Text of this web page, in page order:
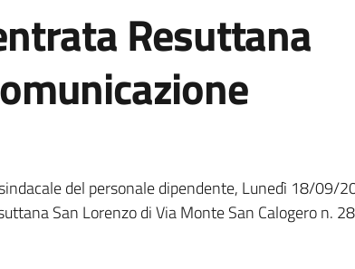
Resuttana
del personale dipendente, Lunedì 18/09/
San Lorenzo di Via Monte San Calogero n.